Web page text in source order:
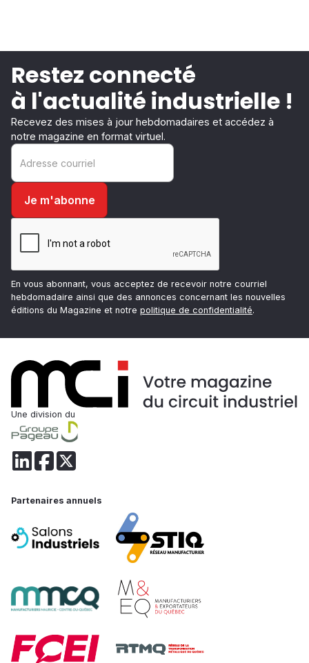
Restez connecté
à l'actualité industrielle !
Recevez des mises à jour hebdomadaires et accédez à
notre magazine en format virtuel.
En vous abonnant, vous acceptez de recevoir notre courriel
hebdomadaire ainsi que des annonces concernant les nouvelles
éditions du Magazine et notre politique de confidentialité.
Une division du
Partenaires annuels